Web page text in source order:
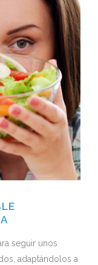
seguir unos
adaptándolos a